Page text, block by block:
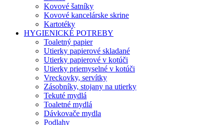
Kovové šatníky
Kovové kancelárske skrine
Kartotéky
HYGIENICKÉ POTREBY
Toaletný papier
Utierky papierové skladané
Utierky papierové v kotúči
Utierky priemyselné v kotúči
Vreckovky, servítky
Zásobníky, stojany na utierky
Tekuté mydlá
Toaletné mydlá
Dávkovače mydla
Podlahy